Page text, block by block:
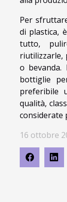
Per
di plastica,
tutto,
riutilizzarle,
o
bottiglie
preferibile
qualità,
considerate
16 ottobre